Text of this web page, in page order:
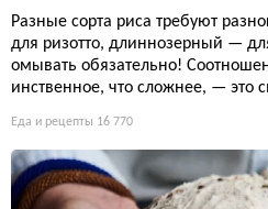
Разные сорта риса требуют
для ризотто, длиннозерный —
омывать обязательно!
инственное, что сложнее, — это
Еда и рецепты 16 770